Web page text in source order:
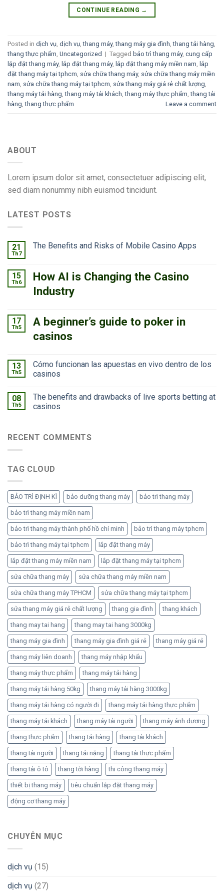
CONTINUE READING →
Posted in dịch vụ dịch vụ ,thang máy,thang máy gia đình ,thang tải hàng
thang thực phẩm Uncategorized | Tagged bảo trì thang máy, cung cấp
lặp đặt thang máy, lắp đặt thang máy, lắp đặt thang máy miền nam
lắp
đặt thang máy tại tphcm sửa chữa thang máy, sửa chữa thang máy miền
nam sửa chữa thang máy tại tphcm sửa thang máy giá rẻ chất lượng
thang máy tải hàng ,thang máy tải khách ,thang máy thực phẩm ,thang tải
hàng ,thang thực phẩm Leave a comment
ABOUT
Lorem ipsum dolor sit amet, consectetuer adipiscing elit,
sed diam nonummy nibh euismod tincidunt.
LATEST POSTS
21
Th7
The Benefits and Risks of Mobile Casino Apps
15
Th6
How AI is Changing the Casino
Industry
17
Th5
A beginner’s guide to poker in
casinos
13
Th5
Cómo funcionan las apuestas en vivo dentro de los
casinos
08
Th5
The benefits and drawbacks of live sports betting at
casinos
RECENT COMMENTS
TAG CLOUD
BẢO TRÌ ĐỊNH KÌ bảo dưỡng thang máy bảo trì thang máy
bảo trì thang máy miền nam
bảo trì thang máy thành phố hồ chí minh bảo trì thang máy tphcm
bảo trì thang máy tại tphcm lắp đặt thang máy
lắp đặt thang máy miền nam lắp đặt thang máy tại tphcm
sửa chữa thang máy sửa chữa thang máy miền nam
sửa chữa thang máy TPHCM sửa chữa thang máy tại tphcm
sửa thang máy giá rẻ chất lượng thang gia đình thang khách
thang may tai hang thang may tai hang 3000kg
thang máy gia đình thang máy gia đình giá rẻ thang máy giá rẻ
thang máy liên doanh thang máy nhập khẩu
thang máy thực phẩm thang máy tải hàng
thang máy tải hàng 50kg thang máy tải hàng 3000kg
thang máy tải hàng có người đi thang máy tải hàng thực phẩm
thang máy tải khách thang máy tải người thang máy ánh dương
thang thực phẩm thang tải hàng thang tải khách
thang tải người thang tải nặng thang tải thực phẩm
thang tải ô tô thang tời hàng thi công thang máy
thiết bị thang máy tiêu chuẩn lắp đặt thang máy
động cơ thang máy
CHUYÊN MỤC
dịch vụ (15)
dịch vụ (27)